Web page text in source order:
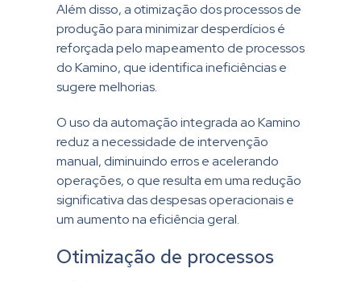
Além disso, a otimização dos processos de
produção para minimizar desperdícios é
reforçada pelo mapeamento de processos
do Kamino, que identifica ineficiências e
sugere melhorias.
O uso da automação integrada ao Kamino
reduz a necessidade de intervenção
manual, diminuindo erros e acelerando
operações, o que resulta em uma redução
significativa das despesas operacionais e
um aumento na eficiência geral.
Otimização de processos